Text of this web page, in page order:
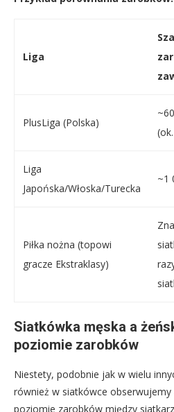
Liga
PlusLiga (Polska)
Liga
Japońska/Włoska/Turecka
~1
Piłka nożna (topowi
gracze Ekstraklasy)
Siatkówka męska a
poziomie zarobków
Niestety, podobnie jak w wielu
również w siatkówce obserwujemy
poziomie zarobków między